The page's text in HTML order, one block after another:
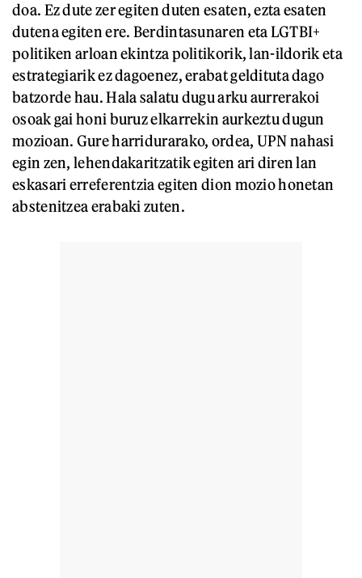
doa. Ez dute zer egiten duten esaten, ezta esaten
dutena egiten ere. Berdintasunaren eta LGTBI+
politiken arloan ekintza politikorik, lan-ildorik eta
estrategiarik ez dagoenez, erabat geldituta dago
batzorde hau. Hala salatu dugu arku aurrerakoi
osoak gai honi buruz elkarrekin aurkeztu dugun
mozioan. Gure harridurarako, ordea, UPN nahasi
egin zen, lehendakaritzatik egiten ari diren lan
eskasari erreferentzia egiten dion mozio honetan
abstenitzea erabaki zuten.